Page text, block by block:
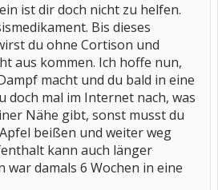
ist dir doch nicht zu helfen.
Bis dieses
du ohne Cortison und
aus kommen. Ich hoffe nun,
macht und du bald in eine
doch mal im Internet nach, was
Nähe gibt, sonst musst du
beißen und weiter weg
kann auch länger
war damals 6 Wochen in eine